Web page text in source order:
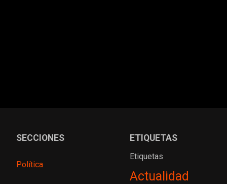
SECCIONES
Política
ETIQUETAS
Etiquetas
Actualidad